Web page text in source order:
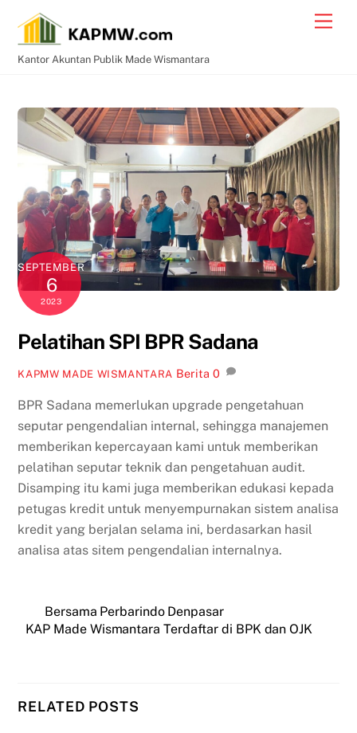
content
Kantor Akuntan Publik Made Wismantara
SEPTEMBER
6
2023
Pelatihan SPI BPR Sadana
KAPMW MADE WISMANTARA Berita 0
BPR Sadana memerlukan upgrade pengetahuan
seputar pengendalian internal, sehingga manajemen
memberikan kepercayaan kami untuk memberikan
pelatihan seputar teknik dan pengetahuan audit.
Disamping itu kami juga memberikan edukasi kepada
petugas kredit untuk menyempurnakan sistem analisa
kredit yang berjalan selama ini, berdasarkan hasil
analisa atas sitem pengendalian internalnya.
Bersama Perbarindo Denpasar
KAP Made Wismantara Terdaftar di BPK dan OJK
RELATED POSTS